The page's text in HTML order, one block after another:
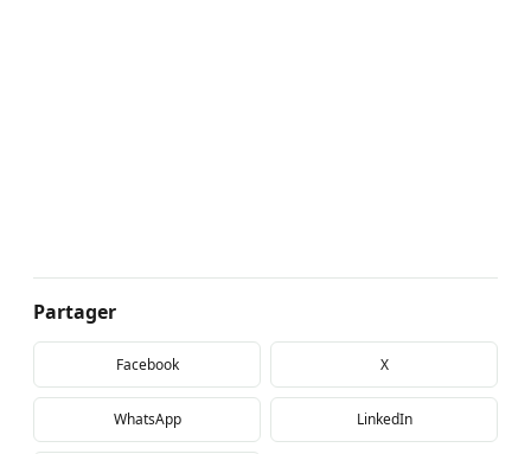
Partager
Facebook X
WhatsApp LinkedIn